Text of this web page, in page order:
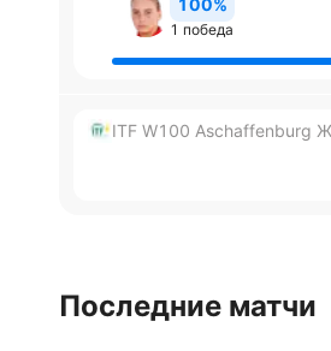
100%
1 победа
ITF W100 Aschaffenburg
Последние матчи